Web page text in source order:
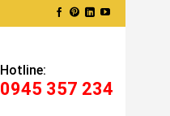
Hotline:
0945 357 234